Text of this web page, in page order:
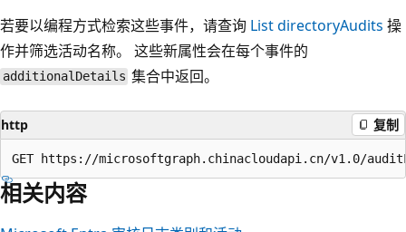
若要以编程方式检索这些事件，请查询 List directoryAudits 操
作并筛选活动名称。 这些新属性会在每个事件的
additionalDetails 集合中返回。
http 复制
相关内容